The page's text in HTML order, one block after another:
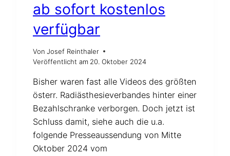
ab sofort kostenlos
verfügbar
Von Josef Reinthaler
Veröffentlicht am 20. Oktober 2024
Bisher waren fast alle Videos des größten
österr. Radiästhesieverbandes hinter einer
Bezahlschranke verborgen. Doch jetzt ist
Schluss damit, siehe auch die u.a.
folgende Presseaussendung von Mitte
Oktober 2024 vom